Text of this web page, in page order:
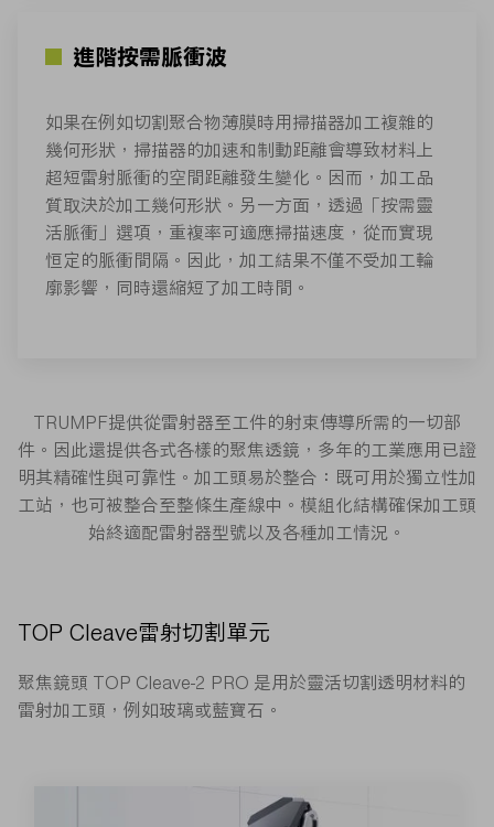
進階按需脈衝波
如果在例如切割聚合物薄膜時用掃描器加工複雜的
幾何形狀，掃描器的加速和制動距離會導致材料上
超短雷射脈衝的空間距離發生變化。因而，加工品
質取決於加工幾何形狀。另一方面，透過「按需靈
活脈衝」選項，重複率可適應掃描速度，從而實現
恒定的脈衝間隔。因此，加工結果不僅不受加工輪
廓影響，同時還縮短了加工時間。
TRUMPF提供從雷射器至工件的射束傳導所需的一切部
件。因此還提供各式各樣的聚焦透鏡，多年的工業應用已證
明其精確性與可靠性。加工頭易於整合：既可用於獨立性加
工站，也可被整合至整條生產線中。模組化結構確保加工頭
始終適配雷射器型號以及各種加工情況。
TOP Cleave雷射切割單元
聚焦鏡頭 TOP Cleave-2 PRO 是用於靈活切割透明材料的
雷射加工頭，例如玻璃或藍寶石。